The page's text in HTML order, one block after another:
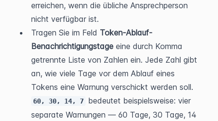
erreichen, wenn die übliche Ansprechperson
nicht verfügbar ist.
Tragen Sie im Feld Token-Ablauf-
Benachrichtigungstage eine durch Komma
getrennte Liste von Zahlen ein. Jede Zahl gibt
an, wie viele Tage vor dem Ablauf eines
60, 30, 14, 7
bedeutet beispielsweise: vier
separate Warnungen — 60 Tage, 30 Tage, 14